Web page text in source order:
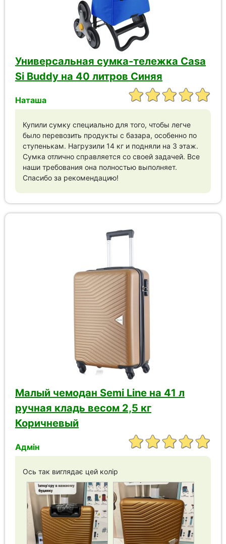
Универсальная сумка-тележка Casa
Si Buddy на 40 литров Синяя
Наташа
Купили сумку специально для того, чтобы легче
было перевозить продукты с базара, особенно по
ступенькам. Нагрузили 14 кг и подняли на 3 этаж.
Сумка отлично справляется со своей задачей. Все
наши требования она полностью выполняет.
Спасибо за рекомендацию!
Малый чемодан Semi Line на 41 л
ручная кладь весом 2,5 кг
Коричневый
Адмін
Ось так виглядає цей колір